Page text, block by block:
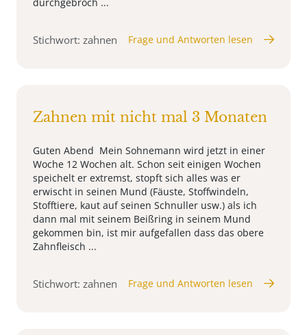
Stichwort: zahnen Frage und Antworten lesen
Zahnen mit nicht mal 3 Monaten
Guten Abend Mein Sohnemann wird jetzt in einer
Woche 12 Wochen alt. Schon seit einigen Wochen
speichelt er extremst, stopft sich alles was er
erwischt in seinen Mund (Fäuste, Stoffwindeln,
Stofftiere, kaut auf seinen Schnuller usw.) als ich
dann mal mit seinem Beißring in seinem Mund
gekommen bin, ist mir aufgefallen dass das obere
Zahnfleisch ...
Stichwort: zahnen Frage und Antworten lesen